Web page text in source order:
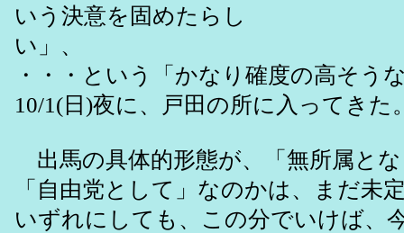
いう決意を固めたらし
い」、
・・・という「かなり確度の高そう
10/1(日)夜に、戸田の所に入ってきた
出馬の具体的形態が、「無所属と
「自由党として」なのかは、まだ未
いずれにしても、この分でいけば、